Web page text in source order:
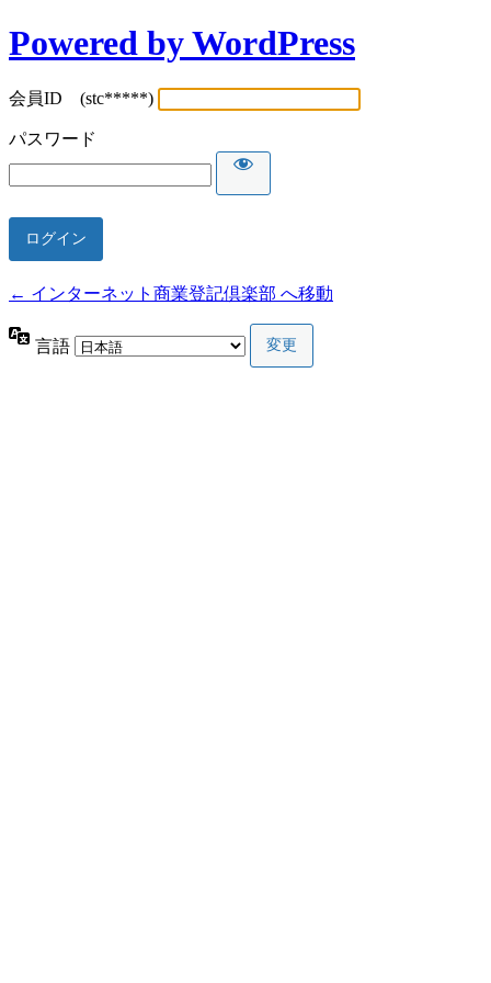
Powered by WordPress
会員ID (stc*****)
パスワード
← インターネット商業登記倶楽部 へ移動
言語